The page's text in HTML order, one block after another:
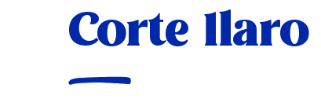
Corte Ilaro